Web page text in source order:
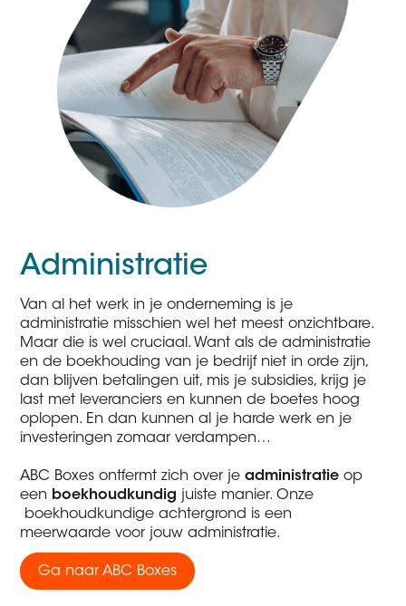
Administratie
Van al het werk in je onderneming is je
administratie misschien wel het meest onzichtbare.
Maar die is wel cruciaal. Want als de administratie
en de boekhouding van je bedrijf niet in orde zijn,
dan blijven betalingen uit, mis je subsidies, krijg je
last met leveranciers en kunnen de boetes hoog
oplopen. En dan kunnen al je harde werk en je
investeringen zomaar verdampen…
ABC Boxes ontfermt zich over jeadministratie op
een boekhoudkundig juiste manier. Onze
boekhoudkundige achtergrond is een
meerwaarde voor jouw administratie.
Ga naar ABC Boxes